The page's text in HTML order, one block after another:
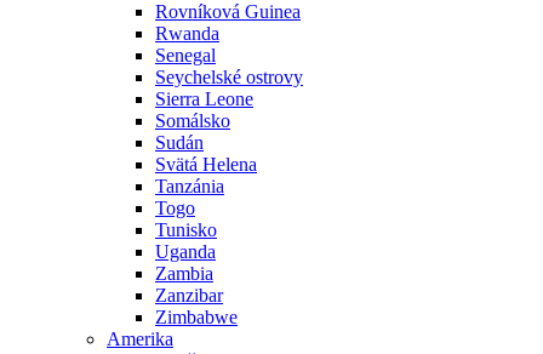
Rovníková Guinea
Rwanda
Senegal
Seychelské ostrovy
Sierra Leone
Somálsko
Sudán
Svätá Helena
Tanzánia
Togo
Tunisko
Uganda
Zambia
Zanzibar
Zimbabwe
Amerika